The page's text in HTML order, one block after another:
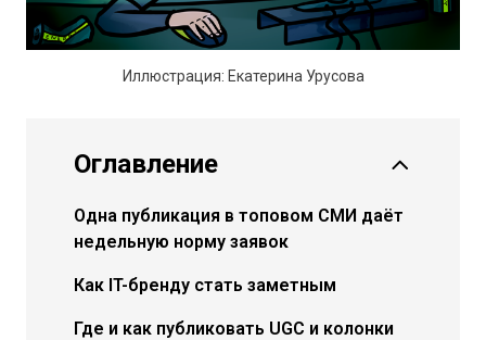
Иллюстрация: Екатерина Урусова
Оглавление
Одна публикация в топовом СМИ даёт
недельную норму заявок
Как IT-бренду стать заметным
Где и как публиковать UGC и колонки